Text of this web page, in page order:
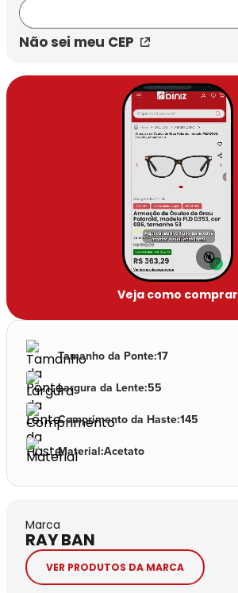
Não sei meu CEP
🔇
Veja como comprar
Tamanho da Ponte:17
Largura da Lente:55
Comprimento da Haste:145
Material:Acetato
Marca
RAY BAN
VER PRODUTOS DA MARCA